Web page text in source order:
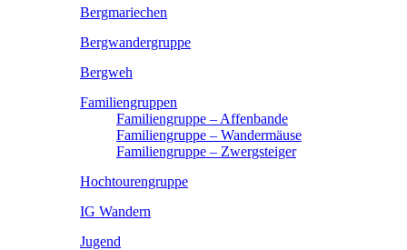
Bergmariechen
Bergwandergruppe
Bergweh
Familiengruppen
Familiengruppe – Affenbande
Familiengruppe – Wandermäuse
Familiengruppe – Zwergsteiger
Hochtourengruppe
IG Wandern
Jugend